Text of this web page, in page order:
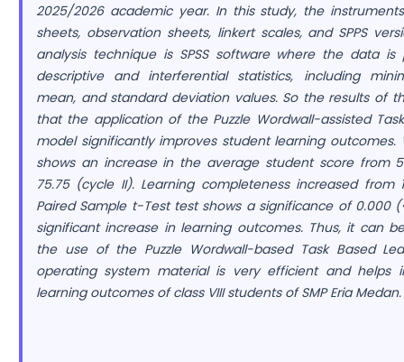
2025/2026 academic year. In this study, the
sheets, observation sheets, linkert scales, and SPPS
analysis technique is SPSS software where the data is
descriptive and interferential statistics, including
mean, and standard deviation values. So the results of
that the application of the Puzzle Wordwall-assisted
model significantly improves student learning outcomes.
shows an increase in the average student score from
75.75 (cycle II). Learning completeness increased from
Paired Sample t-Test test shows a significance of 0.000
significant increase in learning outcomes. Thus, it can
the use of the Puzzle Wordwall-based Task Based
operating system material is very efficient and helps
learning outcomes of class VIII students of SMP Eria Medan.